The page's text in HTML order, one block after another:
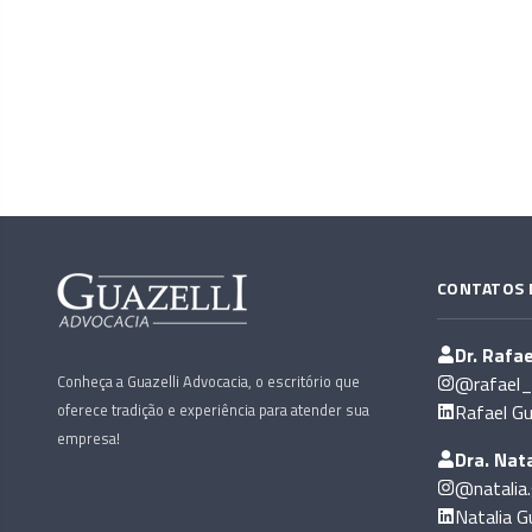
Conheça a Guazelli Advocacia, o escritório que
oferece tradição e experiência para atender sua
empresa!
CONTATOS
Dr.
Rafael
Dra.
Natalia